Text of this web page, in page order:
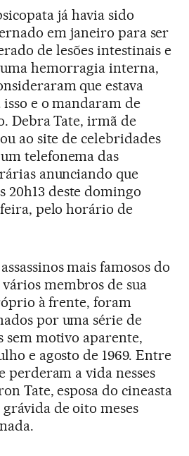
já havia sido
em janeiro para ser
de lesões intestinais e
hemorragia interna,
que estava
e o mandaram de
Debra Tate, irmã de
ao site de celebridades
telefonema das
anunciando que
20h13 deste domingo
pelo horário de
mais famosos do
membros de sua
à frente, foram
por uma série de
sem motivo aparente,
e agosto de 1969. Entre
perderam a vida nesses
Tate, esposa do cineasta
grávida de oito meses